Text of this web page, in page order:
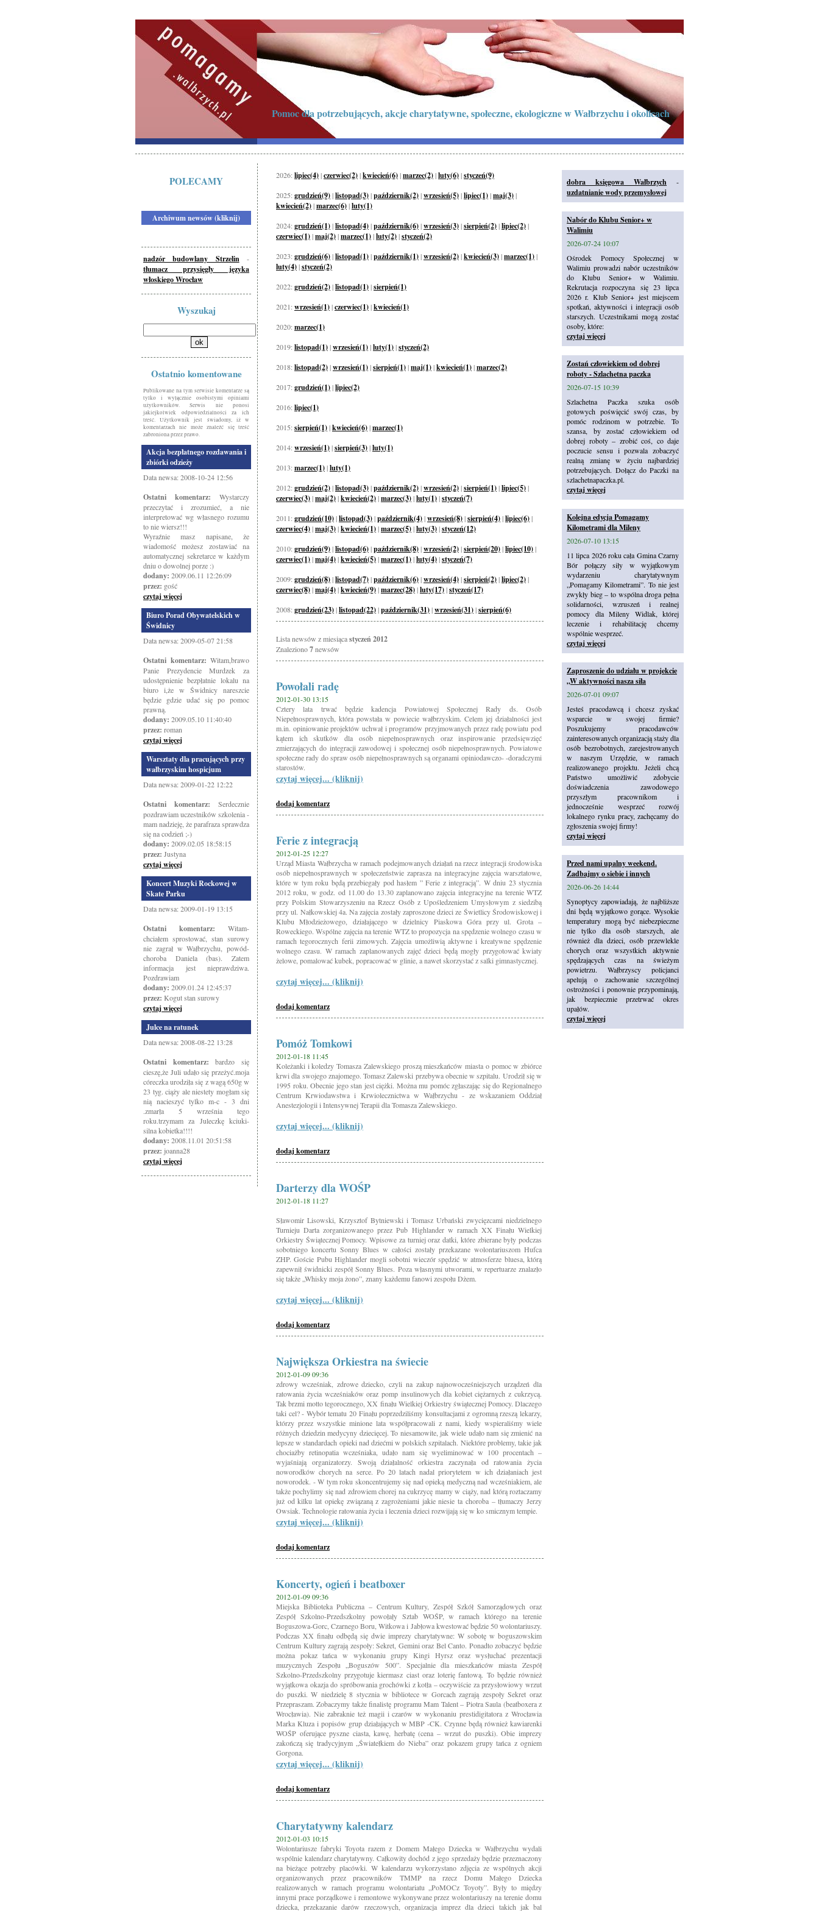
Pomoc dla potrzebujących, akcje charytatywne, społeczne, ekologiczne w Wałbrzychu i okolicach
POLECAMY
Archiwum newsów (kliknij)
nadzór budowlany Strzelin -
tłumacz przysięgły języka
włoskiego Wrocław
Wyszukaj
Ostatnio komentowane
Publikowane na tym serwisie komentarze są
tylko i wyłącznie osobistymi opiniami
użytkowników. Serwis nie ponosi
jakiejkolwiek odpowiedzialności za ich
treść. Użytkownik jest świadomy, iż w
komentarzach nie może znaleźć się treść
zabroniona przez prawo.
Akcja bezpłatnego rozdawania i
zbiórki odzieży
Data newsa: 2008-10-24 12:56
Ostatni komentarz: Wystarczy
przeczytać i zrozumieć, a nie
interpretować wg własnego rozumu
to nie wiersz!!!
Wyraźnie masz napisane, że
wiadomość możesz zostawiać na
automatycznej sekretarce w każdym
dniu o dowolnej porze :)
dodany: 2009.06.11 12:26:09
przez: gość
czytaj więcej
Biuro Porad Obywatelskich w
Świdnicy
Data newsa: 2009-05-07 21:58
Ostatni komentarz: Witam,brawo
Panie Prezydencie Murdzek za
udostępnienie bezpłatnie lokalu na
biuro i,że w Świdnicy nareszcie
będzie gdzie udać się po pomoc
prawną.
dodany: 2009.05.10 11:40:40
przez: roman
czytaj więcej
Warsztaty dla pracujących przy
wałbrzyskim hospicjum
Data newsa: 2009-01-22 12:22
Ostatni komentarz: Serdecznie
pozdrawiam uczestników szkolenia -
mam nadzieję, że parafraza sprawdza
się na codzień ;-)
dodany: 2009.02.05 18:58:15
przez: Justyna
czytaj więcej
Koncert Muzyki Rockowej w
Skate Parku
Data newsa: 2009-01-19 13:15
Ostatni komentarz: Witam-
chciałem sprostować, stan surowy
nie zagrał w Wałbrzychu, powód-
choroba Daniela (bas). Zatem
informacja jest nieprawdziwa.
Pozdrawiam
dodany: 2009.01.24 12:45:37
przez: Kogut stan surowy
czytaj więcej
Julce na ratunek
Data newsa: 2008-08-22 13:28
Ostatni komentarz: bardzo się
cieszę,że Juli udało się przeżyć.moja
córeczka urodziła się z wagą 650g w
23 tyg. ciąży ale niestety mogłam się
nią nacieszyć tylko m-c - 3 dni
.zmarła 5 września tego
roku.trzymam za Juleczkę kciuki-
silna kobietka!!!!
dodany: 2008.11.01 20:51:58
przez: joanna28
czytaj więcej
2026:lipiec(4)|czerwiec(2)|kwiecień(6)|marzec(2)|luty(6)|styczeń(9)
2025:grudzień(9)|listopad(3)|październik(2)|wrzesień(5)|lipiec(1)|maj(3)|
kwiecień(2)|marzec(6)|luty(1)
2024:grudzień(1)|listopad(4)|październik(6)|wrzesień(3)|sierpień(2)|lipiec(2)|
czerwiec(1)|maj(2)|marzec(1)|luty(2)|styczeń(2)
2023:grudzień(6)|listopad(1)|październik(1)|wrzesień(2)|kwiecień(3)|marzec(1)|
luty(4)|styczeń(2)
2022:grudzień(2)|listopad(1)|sierpień(1)
2021:wrzesień(1)|czerwiec(1)|kwiecień(1)
2020:marzec(1)
2019:listopad(1)|wrzesień(1)|luty(1)|styczeń(2)
2018:listopad(2)|wrzesień(1)|sierpień(1)|maj(1)|kwiecień(1)|marzec(2)
2017:grudzień(1)|lipiec(2)
2016:lipiec(1)
2015:sierpień(1)|kwiecień(6)|marzec(1)
2014:wrzesień(1)|sierpień(3)|luty(1)
2013:marzec(1)|luty(1)
2012:grudzień(2)|listopad(3)|październik(2)|wrzesień(2)|sierpień(1)|lipiec(5)|
czerwiec(3)|maj(2)|kwiecień(2)|marzec(3)|luty(1)|styczeń(7)
2011:grudzień(10)|listopad(3)|październik(4)|wrzesień(8)|sierpień(4)|lipiec(6)|
czerwiec(4)|maj(3)|kwiecień(1)|marzec(5)|luty(3)|styczeń(12)
2010:grudzień(9)|listopad(6)|październik(8)|wrzesień(2)|sierpień(20)|lipiec(10)|
czerwiec(1)|maj(4)|kwiecień(5)|marzec(1)|luty(4)|styczeń(7)
2009:grudzień(8)|listopad(7)|październik(6)|wrzesień(4)|sierpień(2)|lipiec(2)|
czerwiec(8)|maj(4)|kwiecień(9)|marzec(28)|luty(17)|styczeń(17)
2008:grudzień(23)|listopad(22)|październik(31)|wrzesień(31)|sierpień(6)
Lista newsów z miesiącastyczeń 2012
Znaleziono7newsów
Powołali radę
2012-01-30 13:15
Cztery lata trwać będzie kadencja Powiatowej Społecznej Rady ds. Osób
Niepełnosprawnych, która powstała w powiecie wałbrzyskim. Celem jej działalności jest
m.in. opiniowanie projektów uchwał i programów przyjmowanych przez radę powiatu pod
kątem ich skutków dla osób niepełnosprawnych oraz inspirowanie przedsięwzięć
zmierzających do integracji zawodowej i społecznej osób niepełnosprawnych. Powiatowe
społeczne rady do spraw osób niepełnosprawnych są organami opiniodawczo- -doradczymi
starostów.
czytaj więcej... (kliknij)
dodaj komentarz
Ferie z integracją
2012-01-25 12:27
Urząd Miasta Wałbrzycha w ramach podejmowanych działań na rzecz integracji środowiska
osób niepełnosprawnych w społeczeństwie zaprasza na integracyjne zajęcia warsztatowe,
które w tym roku będą przebiegały pod hasłem ” Ferie z integracją”. W dniu 23 stycznia
2012 roku, w godz. od 11.00 do 13.30 zaplanowano zajęcia integracyjne na terenie WTZ
przy Polskim Stowarzyszeniu na Rzecz Osób z Upośledzeniem Umysłowym z siedzibą
przy ul. Nałkowskiej 4a. Na zajęcia zostały zaproszone dzieci ze Świetlicy Środowiskowej i
Klubu Młodzieżowego, działającego w dzielnicy Piaskowa Góra przy ul. Grota –
Roweckiego. Wspólne zajęcia na terenie WTZ to propozycja na spędzenie wolnego czasu w
ramach tegorocznych ferii zimowych. Zajęcia umożliwią aktywne i kreatywne spędzenie
wolnego czasu. W ramach zaplanowanych zajęć dzieci będą mogły przygotować kwiaty
żelowe, pomalować kubek, popracować w glinie, a nawet skorzystać z salki gimnastycznej.
czytaj więcej... (kliknij)
dodaj komentarz
Pomóż Tomkowi
2012-01-18 11:45
Koleżanki i koledzy Tomasza Zalewskiego proszą mieszkańców miasta o pomoc w zbiórce
krwi dla swojego znajomego. Tomasz Zalewski przebywa obecnie w szpitalu. Urodził się w
1995 roku. Obecnie jego stan jest ciężki. Można mu pomóc zgłaszając się do Regionalnego
Centrum Krwiodawstwa i Krwiolecznictwa w Wałbrzychu - ze wskazaniem Oddział
Anestezjologii i Intensywnej Terapii dla Tomasza Zalewskiego.
czytaj więcej... (kliknij)
dodaj komentarz
Darterzy dla WOŚP
2012-01-18 11:27
Sławomir Lisowski, Krzysztof Bytniewski i Tomasz Urbański zwycięzcami niedzielnego
Turnieju Darta zorganizowanego przez Pub Highlander w ramach XX Finału Wielkiej
Orkiestry Świątecznej Pomocy. Wpisowe za turniej oraz datki, które zbierane były podczas
sobotniego koncertu Sonny Blues w całości zostały przekazane wolontariuszom Hufca
ZHP. Goście Pubu Highlander mogli sobotni wieczór spędzić w atmosferze bluesa, którą
zapewnił świdnicki zespół Sonny Blues. Poza własnymi utworami, w repertuarze znalazło
się także „Whisky moja żono”, znany każdemu fanowi zespołu Dżem.
czytaj więcej... (kliknij)
dodaj komentarz
Największa Orkiestra na świecie
2012-01-09 09:36
zdrowy wcześniak, zdrowe dziecko, czyli na zakup najnowocześniejszych urządzeń dla
ratowania życia wcześniaków oraz pomp insulinowych dla kobiet ciężarnych z cukrzycą.
Tak brzmi motto tegorocznego, XX finału Wielkiej Orkiestry świątecznej Pomocy. Dlaczego
taki cel? - Wybór tematu 20 Finału poprzedziliśmy konsultacjami z ogromną rzeszą lekarzy,
którzy przez wszystkie minione lata współpracowali z nami, kiedy wspieraliśmy wiele
różnych dziedzin medycyny dziecięcej. To niesamowite, jak wiele udało nam się zmienić na
lepsze w standardach opieki nad dziećmi w polskich szpitalach. Niektóre problemy, takie jak
chociażby retinopatia wcześniaka, udało nam się wyeliminować w 100 procentach –
wyjaśniają organizatorzy. Swoją działalność orkiestra zaczynała od ratowania życia
noworodków chorych na serce. Po 20 latach nadal priorytetem w ich działaniach jest
noworodek. - W tym roku skoncentrujemy się nad opieką medyczną nad wcześniakiem, ale
także pochylimy się nad zdrowiem chorej na cukrzycę mamy w ciąży, nad którą roztaczamy
już od kilku lat opiekę związaną z zagrożeniami jakie niesie ta choroba – tłumaczy Jerzy
Owsiak. Technologie ratowania życia i leczenia dzieci rozwijają się w ko smicznym tempie.
czytaj więcej... (kliknij)
dodaj komentarz
Koncerty, ogień i beatboxer
2012-01-09 09:36
Miejska Biblioteka Publiczna – Centrum Kultury, Zespół Szkół Samorządowych oraz
Zespół Szkolno-Przedszkolny powołały Sztab WOŚP, w ramach którego na terenie
Boguszowa-Gorc, Czarnego Boru, Witkowa i Jabłowa kwestować będzie 50 wolontariuszy.
Podczas XX finału odbędą się dwie imprezy charytatywne: W sobotę w boguszowskim
Centrum Kultury zagrają zespoły: Sekret, Gemini oraz Bel Canto. Ponadto zobaczyć będzie
można pokaz tańca w wykonaniu grupy Kingi Hyrsz oraz wysłuchać prezentacji
muzycznych Zespołu „Boguszów 500”. Specjalnie dla mieszkańców miasta Zespół
Szkolno-Przedszkolny przygotuje kiermasz ciast oraz loterię fantową. To będzie również
wyjątkowa okazja do spróbowania grochówki z kotła – oczywiście za przysłowiowy wrzut
do puszki. W niedzielę 8 stycznia w bibliotece w Gorcach zagrają zespoły Sekret oraz
Przepraszam. Zobaczymy także finalistę programu Mam Talent – Piotra Saula (beatboxera z
Wrocławia). Nie zabraknie też magii i czarów w wykonaniu prestidigitatora z Wrocławia
Marka Kluza i popisów grup działających w MBP -CK. Czynne będą również kawiarenki
WOŚP oferujące pyszne ciasta, kawę, herbatę (cena – wrzut do puszki). Obie imprezy
zakończą się tradycyjnym „Światełkiem do Nieba” oraz pokazem grupy tańca z ogniem
Gorgona.
czytaj więcej... (kliknij)
dodaj komentarz
Charytatywny kalendarz
2012-01-03 10:15
Wolontariusze fabryki Toyota razem z Domem Małego Dziecka w Wałbrzychu wydali
wspólnie kalendarz charytatywny. Całkowity dochód z jego sprzedaży będzie przeznaczony
na bieżące potrzeby placówki. W kalendarzu wykorzystano zdjęcia ze wspólnych akcji
organizowanych przez pracowników TMMP na rzecz Domu Małego Dziecka
realizowanych w ramach programu wolontariatu „PoMOCz Toyoty”. Były to między
innymi prace porządkowe i remontowe wykonywane przez wolontariuszy na terenie domu
dziecka, przekazanie darów rzeczowych, organizacja imprez dla dzieci takich jak bal
dobra księgowa Wałbrzych -
uzdatnianie wody przemysłowej
Nabór do Klubu Senior+ w
Walimiu
2026-07-24 10:07
Ośrodek Pomocy Społecznej w
Walimiu prowadzi nabór uczestników
do Klubu Senior+ w Walimiu.
Rekrutacja rozpoczyna się 23 lipca
2026 r. Klub Senior+ jest miejscem
spotkań, aktywności i integracji osób
starszych. Uczestnikami mogą zostać
osoby, które:
czytaj więcej
Zostań człowiekiem od dobrej
roboty - Szlachetna paczka
2026-07-15 10:39
Szlachetna Paczka szuka osób
gotowych poświęcić swój czas, by
pomóc rodzinom w potrzebie. To
szansa, by zostać człowiekiem od
dobrej roboty – zrobić coś, co daje
poczucie sensu i pozwala zobaczyć
realną zmianę w życiu najbardziej
potrzebujących. Dołącz do Paczki na
szlachetnapaczka.pl.
czytaj więcej
Kolejna edycja Pomagamy
Kilometrami dla Mileny
2026-07-10 13:15
11 lipca 2026 roku cała Gmina Czarny
Bór połączy siły w wyjątkowym
wydarzeniu charytatywnym
„Pomagamy Kilometrami”. To nie jest
zwykły bieg – to wspólna droga pełna
solidarności, wzruszeń i realnej
pomocy dla Mileny Widlak, której
leczenie i rehabilitację chcemy
wspólnie wesprzeć.
czytaj więcej
Zaproszenie do udziału w projekcie
„W aktywności nasza siła
2026-07-01 09:07
Jesteś pracodawcą i chcesz zyskać
wsparcie w swojej firmie?
Poszukujemy pracodawców
zainteresowanych organizacją staży dla
osób bezrobotnych, zarejestrowanych
w naszym Urzędzie, w ramach
realizowanego projektu. Jeżeli chcą
Państwo umożliwić zdobycie
doświadczenia zawodowego
przyszłym pracownikom i
jednocześnie wesprzeć rozwój
lokalnego rynku pracy, zachęcamy do
zgłoszenia swojej firmy!
czytaj więcej
Przed nami upalny weekend.
Zadbajmy o siebie i innych
2026-06-26 14:44
Synoptycy zapowiadają, że najbliższe
dni będą wyjątkowo gorące. Wysokie
temperatury mogą być niebezpieczne
nie tylko dla osób starszych, ale
również dla dzieci, osób przewlekle
chorych oraz wszystkich aktywnie
spędzających czas na świeżym
powietrzu. Wałbrzyscy policjanci
apelują o zachowanie szczególnej
ostrożności i ponownie przypominają,
jak bezpiecznie przetrwać okres
upałów.
czytaj więcej